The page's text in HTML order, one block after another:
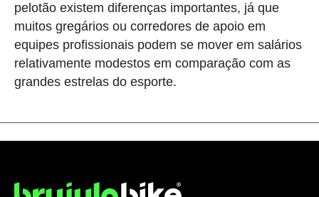
pelotão existem diferenças importantes, já que
muitos gregários ou corredores de apoio em
equipes profissionais podem se mover em salários
relativamente modestos em comparação com as
grandes estrelas do esporte.